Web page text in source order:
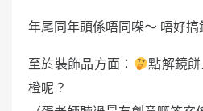
年尾同年頭係唔同㗎～ 唔好搞
至於裝飾品方面：
點解鏡
橙呢？